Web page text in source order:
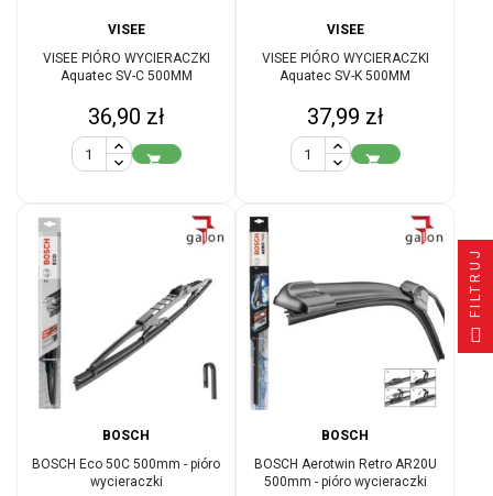
VISEE
VISEE PIÓRO WYCIERACZKI
Aquatec SV-C 500MM
Cena
36,90 zł

VISEE
VISEE PIÓRO WYCIERACZKI
Aquatec SV-K 500MM
Cena
37,99 zł

BOSCH
BOSCH Eco 50C 500mm - pióro
wycieraczki
BOSCH
BOSCH Aerotwin Retro AR20U
500mm - pióro wycieraczki
FILTRUJ